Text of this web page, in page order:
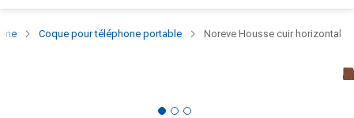
Coque pour téléphone portable Noreve Housse cuir horizontal